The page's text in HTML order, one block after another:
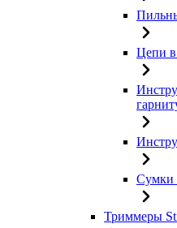
Цепи в
Сумки
Триммеры